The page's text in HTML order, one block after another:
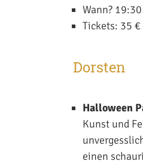
Wann?
Tickets: 35 €
Dorsten
Halloween
Kunst und
einen